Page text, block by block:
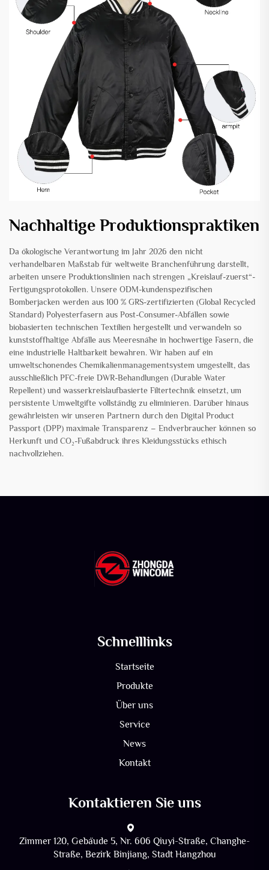
Nachhaltige Produktionspraktiken
Da ökologische Verantwortung im Jahr 2026 den nicht
verhandelbaren Maßstab für weltweite Branchenführung darstellt,
arbeiten unsere Produktionslinien nach strengen „Kreislauf-zuerst“-
Fertigungsprotokollen. Unsere ODM-kundenspezifischen
Bomberjacken werden aus 100 % GRS-zertifizierten (Global Recycled
Standard) Polyesterfasern aus Post-Consumer-Abfällen sowie
biobasierten technischen Textilien hergestellt und verwandeln so
kunststoffhaltige Abfälle aus Meeresnähe in hochwertige Fasern, die
eine industrielle Haltbarkeit bewahren. Wir haben auf ein
umweltschonendes Chemikalienmanagementsystem umgestellt, das
ausschließlich PFC-freie DWR-Behandlungen (Durable Water
Repellent) und wasserkreislaufbasierte Filtertechnik einsetzt, um
persistente Umweltgifte vollständig zu eliminieren. Darüber hinaus
gewährleisten wir unseren Partnern durch den Digital Product
Passport (DPP) maximale Transparenz – Endverbraucher können so
Herkunft und CO₂-Fußabdruck ihres Kleidungsstücks ethisch
nachvollziehen.
Schnelllinks
Startseite
Produkte
Über uns
Service
News
Kontakt
Kontaktieren Sie uns
Zimmer 120, Gebäude 5, Nr. 606 Qiuyi-Straße, Changhe-
Straße, Bezirk Binjiang, Stadt Hangzhou